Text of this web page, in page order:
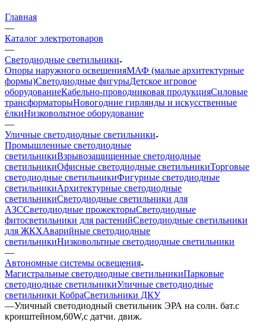
Главная
—
Каталог электротоваров
—
Светодиодные светильники
Опоры наружного освещенияМАФ (малые архитектурные
формы)Светодиодные фигурыДетское игровое
оборудованиеКабельно-проводниковая продукцияСиловые
трансформаторыНовогодние гирлянды и искусственные
ёлкиНизковольтное оборудование
—
Уличные светодиодные светильники
Промышленные светодиодные
светильникиВзрывозащищенные светодиодные
светильникиОфисные светодиодные светильникиТорговые
светодиодные светильникиФигурные светодиодные
светильникиАрхитектурные светодиодные
светильникиСветодиодные светильники для
АЗССветодиодные прожекторыСветодиодные
фитосветильники для растенийСветодиодные светильники
для ЖКХАварийные светодиодные
светильникиНизковольтные светодиодные светильники
—
Автономные системы освещения
Магистральные светодиодные светильникиПарковые
светодиодные светильникиУличные светодиодные
светильники КобраСветильники ДКУ
—Уличный светодиодный светильник ЭРА на солн. бат.с
кронштейном,60W,с датчи. движ.